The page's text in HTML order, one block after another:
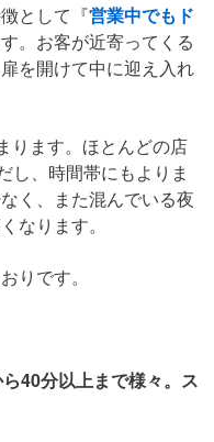
として『営業中でもド
。お客が近寄ってくる
を開けて中に迎え入れ
ります。ほとんどの店
し、時間帯にもよりま
く、また混んでいる夜
なります。
りです。
40分以上まで様々。ス